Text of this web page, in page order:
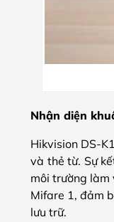
Nhận diện
Hikvision DS-
và thẻ từ. Sự
môi trường
Mifare 1, đảm
lưu trữ.